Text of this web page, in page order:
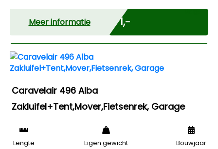
Meer informatie € 1,-
Caravelair 496 Alba
Zakluifel+Tent,Mover,Fietsenrek, Garage
Lengte
Eigen gewicht
Bouwjaar